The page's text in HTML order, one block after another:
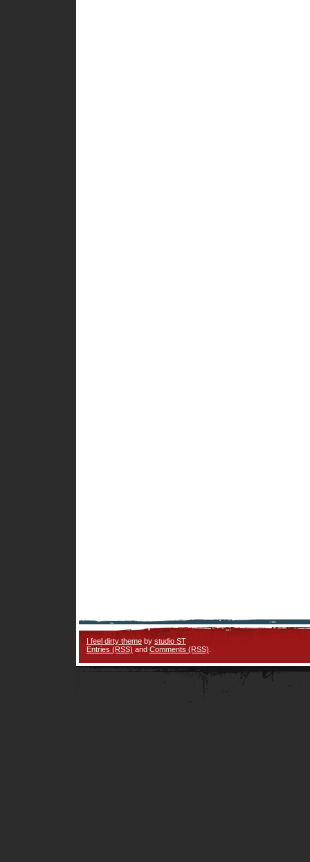
I feel dirty theme by studio ST
Entries (RSS) and Comments (RSS)